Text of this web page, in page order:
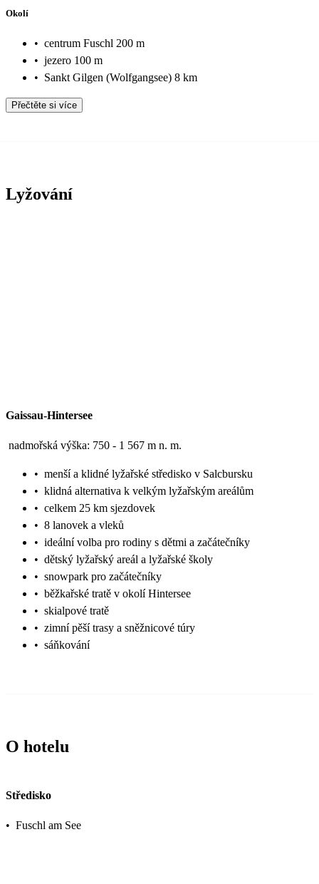
Okolí
• centrum Fuschl 200 m
• jezero 100 m
• Sankt Gilgen (Wolfgangsee) 8 km
Přečtěte si více
Lyžování
Gaissau-Hintersee
nadmořská výška: 750 - 1 567 m n. m.
• menší a klidné lyžařské středisko v Salcbursku
• klidná alternativa k velkým lyžařským areálům
• celkem 25 km sjezdovek
• 8 lanovek a vleků
• ideální volba pro rodiny s dětmi a začátečníky
• dětský lyžařský areál a lyžařské školy
• snowpark pro začátečníky
• běžkařské tratě v okolí Hintersee
• skialpové tratě
• zimní pěší trasy a sněžnicové túry
• sáňkování
O hotelu
Středisko
• Fuschl am See